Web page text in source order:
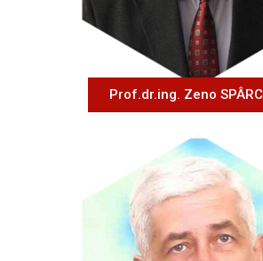
Prof.dr.ing. Zeno